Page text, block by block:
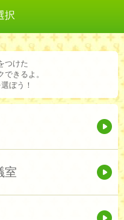
択
つけた
きるよ。
ぼう！
室